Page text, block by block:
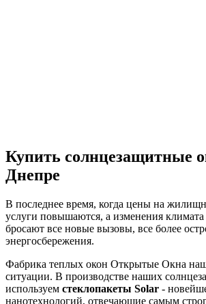
Купить солнцезащитные
Днепре
В последнее время, когда цены на
услуги повышаются, а изменения
бросают все новые вызовы, все более
энергосбережения.
Фабрика теплых окон Открытые Окна
ситуации. В производстве наших
используем стеклопакеты Solar -
нанотехнологий, отвечающие самым